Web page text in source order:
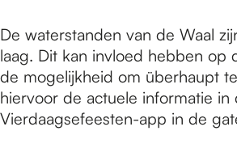
De waterstanden van de Waal
laag. Dit kan invloed hebben op
de mogelijkheid om überhaupt
hiervoor de actuele informatie in
Vierdaagsefeesten-app in de